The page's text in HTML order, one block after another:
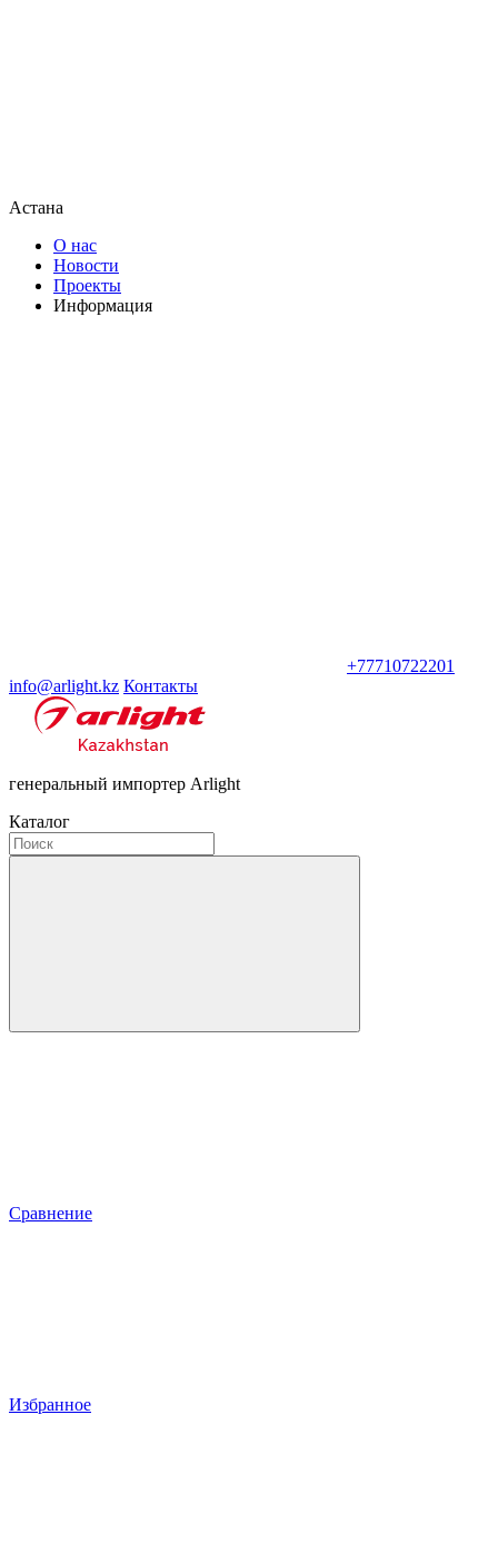
Астана
О нас
Новости
Проекты
Информация
+77710722201
info@arlight.kz Контакты
генеральный импортер Arlight
Каталог
Сравнение
Избранное